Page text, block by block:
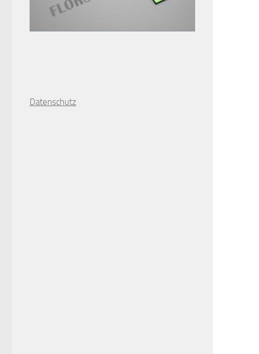
Datenschutz